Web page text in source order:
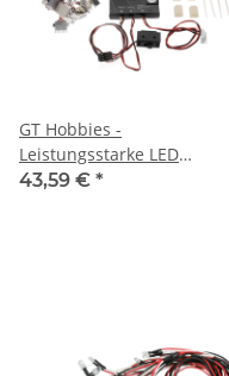
GT Hobbies -
Leistungsstarke LED
Beleuchtung - 3W
43,59 € *